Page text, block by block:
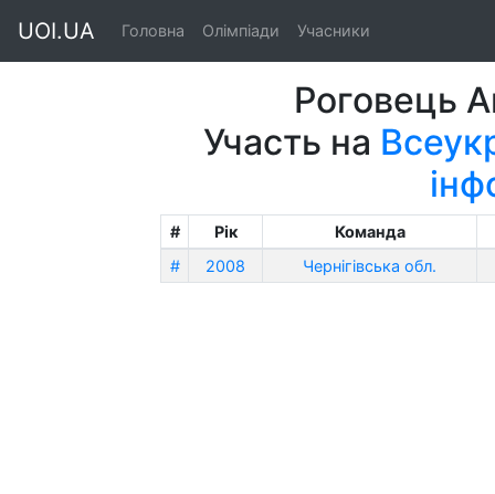
UOI.UA Головна Олімпіади Учасники
Роговець
Участь на
# Рік
Команда
#
2008 Чернігівська обл.